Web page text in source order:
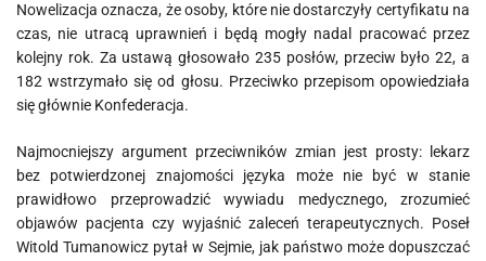
Nowelizacja oznacza, że osoby, które nie dostarczyły certyfikatu na
czas, nie utracą uprawnień i będą mogły nadal pracować przez
kolejny rok. Za ustawą głosowało 235 posłów, przeciw było 22, a
182 wstrzymało się od głosu. Przeciwko przepisom opowiedziała
się głównie Konfederacja.
Najmocniejszy argument przeciwników zmian jest prosty: lekarz
bez potwierdzonej znajomości języka może nie być w stanie
prawidłowo przeprowadzić wywiadu medycznego, zrozumieć
objawów pacjenta czy wyjaśnić zaleceń terapeutycznych. Poseł
Witold Tumanowicz pytał w Sejmie, jak państwo może dopuszczać